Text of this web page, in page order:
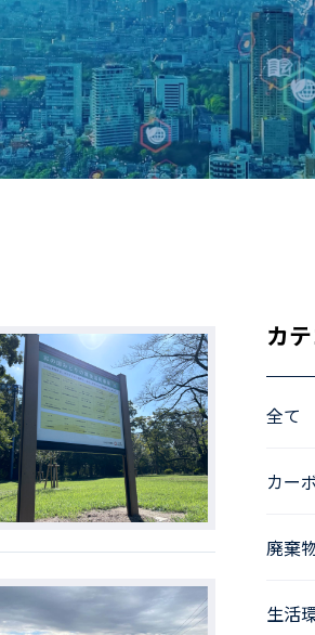
育休取得者インタビュー
福利厚生
募集要項一覧
ドライバー職場体験
カ
全て
カー
廃棄
生活